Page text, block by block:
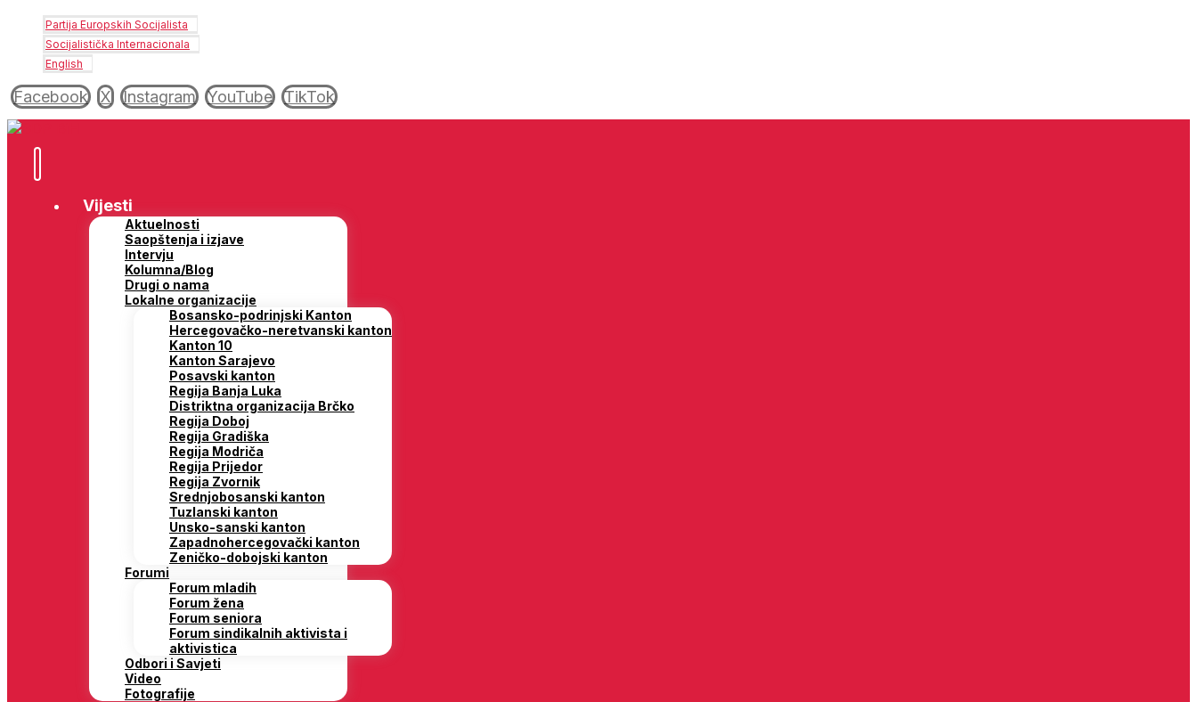
Partija Europskih Socijalista
Socijalistička Internacionala
English
Facebook X Instagram YouTube TikTok
Vijesti
Aktuelnosti
Saopštenja i izjave
Intervju
Kolumna/Blog
Drugi o nama
Lokalne organizacije
Bosansko-podrinjski Kanton
Hercegovačko-neretvanski kanton
Kanton 10
Kanton Sarajevo
Posavski kanton
Regija Banja Luka
Distriktna organizacija Brčko
Regija Doboj
Regija Gradiška
Regija Modriča
Regija Prijedor
Regija Zvornik
Srednjobosanski kanton
Tuzlanski kanton
Unsko-sanski kanton
Zapadnohercegovački kanton
Zeničko-dobojski kanton
Forumi
Forum mladih
Forum žena
Forum seniora
Forum sindikalnih aktivista i
aktivistica
Odbori i Savjeti
Video
Fotografije